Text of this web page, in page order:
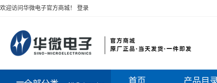
欢迎访问华微电子官方商城！ 登录
首页 产品目